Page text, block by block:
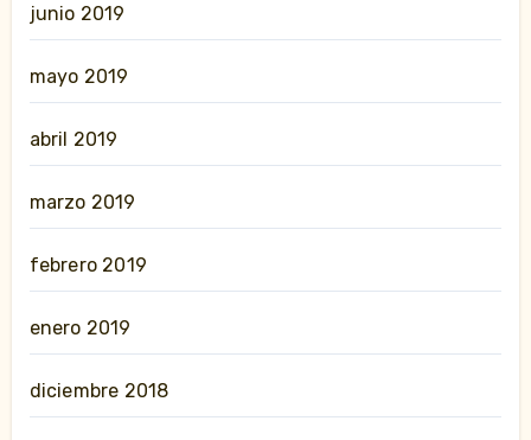
junio 2019
mayo 2019
abril 2019
marzo 2019
febrero 2019
enero 2019
diciembre 2018